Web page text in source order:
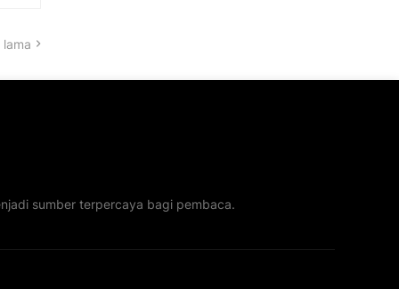
lama
sumber terpercaya bagi pembaca.